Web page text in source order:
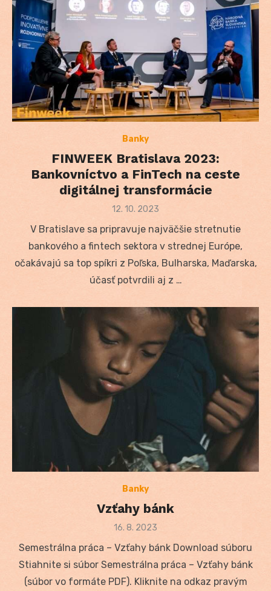
Banky
FINWEEK Bratislava 2023:
Bankovníctvo a FinTech na ceste
digitálnej transformácie
Posted
12. 10. 2023
V Bratislave sa pripravuje najväčšie stretnutie
bankového a fintech sektora v strednej Európe,
očakávajú sa top spíkri z Poľska, Bulharska, Maďarska,
účasť potvrdili aj z …
Banky
Vzťahy bánk
Posted
16. 8. 2023
Semestrálna práca – Vzťahy bánk Download súboru
Stiahnite si súbor Semestrálna práca – Vzťahy bánk
(súbor vo formáte PDF). Kliknite na odkaz pravým